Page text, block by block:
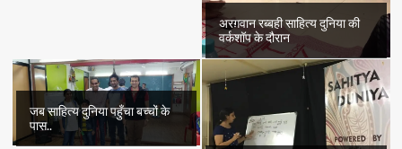
अरग़वान रब्बही साहित्य दुनिया की
वर्कशॉप के दौरान
जब साहित्य दुनिया पहुँचा बच्चों के
पास..